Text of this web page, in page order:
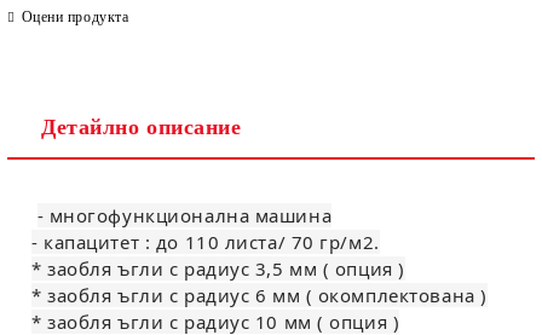
Оцени продукта
Детайлно описание
- многофункционална машина
- капацитет : до 110 листа/ 70 гр/м2.
* заобля ъгли с радиус 3,5 мм ( опция )
* заобля ъгли с радиус 6 мм ( окомплектована )
* заобля ъгли с радиус 10 мм ( опция )